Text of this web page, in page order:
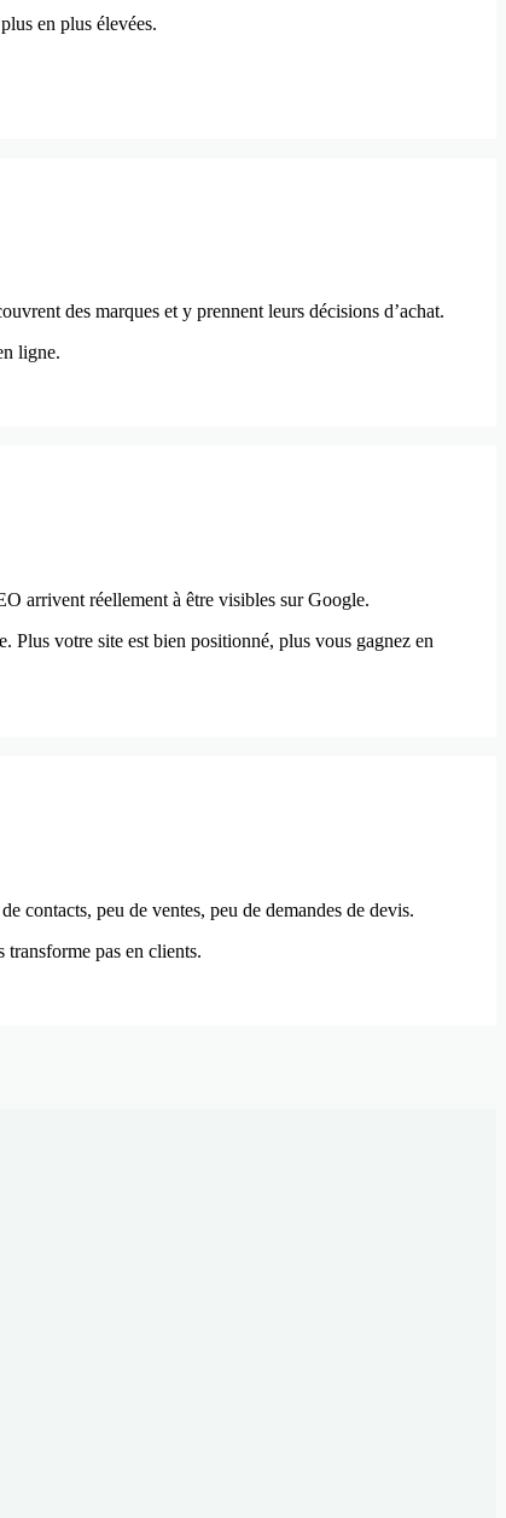
en plus élevées.
des marques et y prennent leurs décisions d’achat.
ligne.
arrivent réellement à être visibles sur Google.
Plus votre site est bien positionné, plus vous gagnez en
contacts, peu de ventes, peu de demandes de devis.
pas en clients.